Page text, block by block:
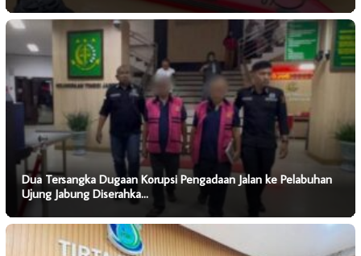
Dua Tersangka Dugaan Korupsi Pengadaan Jalan ke Pelabuhan
Ujung Jabung Diserahka…